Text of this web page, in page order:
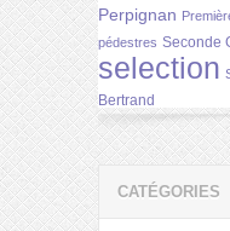
Perpignan
pédestres Seconde
selection
Bertrand
CATÉGORIES